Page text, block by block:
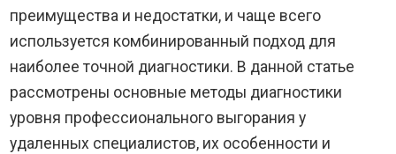
преимущества и недостатки, и чаще всего
используется комбинированный подход для
наиболее точной диагностики. В данной статье
рассмотрены основные методы диагностики
уровня профессионального выгорания у
удаленных специалистов, их особенности и